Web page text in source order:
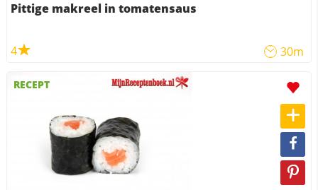
Pittige makreel in tomatensaus
4 30m
RECEPT